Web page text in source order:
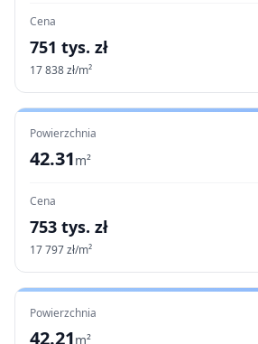
Cena
751 tys. zł
17 838zł/m²
Powierzchnia
42.31m²
Cena
753 tys. zł
17 797zł/m²
Powierzchnia
42.21m²